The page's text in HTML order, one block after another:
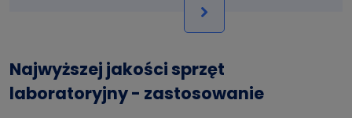
Najwyższej jakości sprzęt
laboratoryjny - zastosowanie